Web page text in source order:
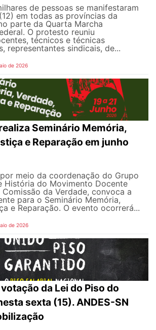
de pessoas se manifestaram
em todas as províncias da
parte da Quarta Marcha
O protesto reuniu
técnicos e técnicas
representantes sindicais, de...
de 2026
Seminário Memória,
e Reparação em junho
meio da coordenação do Grupo
História do Movimento Docente
Comissão da Verdade, convoca a
para o Seminário Memória,
e Reparação. O evento ocorrerá...
de 2026
da Lei do Piso do
sexta (15). ANDES-SN